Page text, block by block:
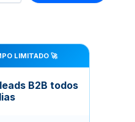
LIMITADO 🚀
B2B todos